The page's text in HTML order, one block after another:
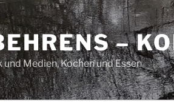
–
Medien, Kochen und Essen